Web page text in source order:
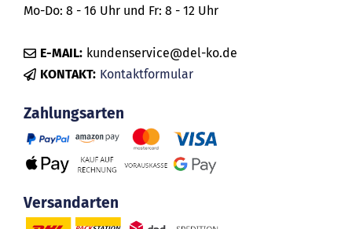
Mo-Do: 8 - 16 Uhr und Fr: 8 - 12 Uhr
E-MAIL: kundenservice@del-ko.de
KONTAKT: Kontaktformular
Zahlungsarten
Versandarten